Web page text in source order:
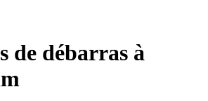
de débarras à